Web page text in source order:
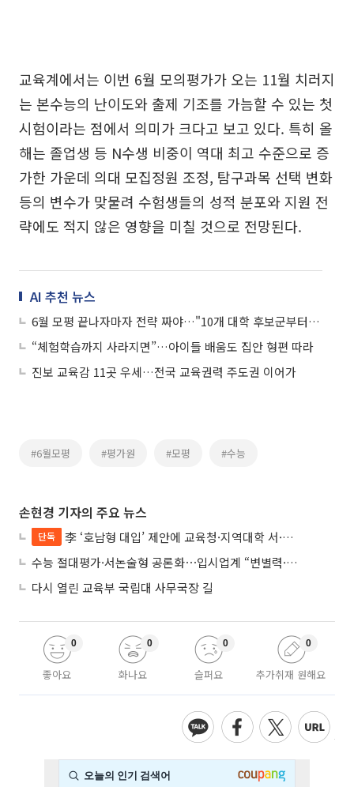
교육계에서는 이번 6월 모의평가가 오는 11월 치러지
는 본수능의 난이도와 출제 기조를 가늠할 수 있는 첫
시험이라는 점에서 의미가 크다고 보고 있다. 특히 올
해는 졸업생 등 N수생 비중이 역대 최고 수준으로 증
가한 가운데 의대 모집정원 조정, 탐구과목 선택 변화
등의 변수가 맞물려 수험생들의 성적 분포와 지원 전
략에도 적지 않은 영향을 미칠 것으로 전망된다.
AI 추천 뉴스
6월 모평 끝나자마자 전략 짜야…"10개 대학 후보군부터 정시 가능선 확인까지"
“체험학습까지 사라지면”…아이들 배움도 집안 형편 따라
진보 교육감 11곳 우세…전국 교육권력 주도권 이어가
#6월모평 #평가원 #모평 #수능
손현경 기자의 주요 뉴스
단독
李 ‘호남형 대입’ 제안에 교육청·지역대학 서·논술형 입시 연계 '착수'
수능 절대평가·서논술형 공론화⋯입시업계 “변별력·사교육 대책 먼저”
다시 열린 교육부 국립대 사무국장 길
좋아요
0
화나요
0
슬퍼요
0
추가취재 원해요
0